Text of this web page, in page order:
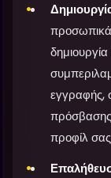
προσωπικά
εγγραφής,
πρόσβασης
προφίλ